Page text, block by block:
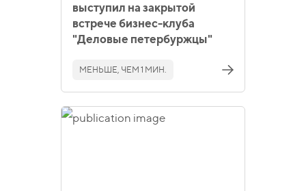
выступил на закрытой
встрече бизнес-клуба
"Деловые петербуржцы"
МЕНЬШЕ, ЧЕМ 1 МИН.